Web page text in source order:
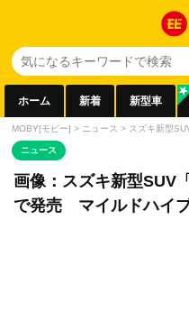
ホーム 新着 新型車
MOBY[モビー] > ニュース > スズキ新型
ニュース
画像：スズキ新型SUV
で発売 マイルドハイ